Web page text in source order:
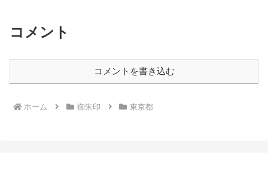
コメント
コメントを書き込む
ホーム 御朱印 東京都